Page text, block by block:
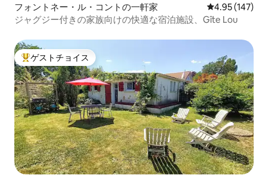
フォントネー・ル・コントの一軒家 レビュー147
4.95 (147)
ジャグジー付きの家族向けの快適な宿泊施設、Gîte Lou
大好評のゲストチョイスです。
ゲストチョイス